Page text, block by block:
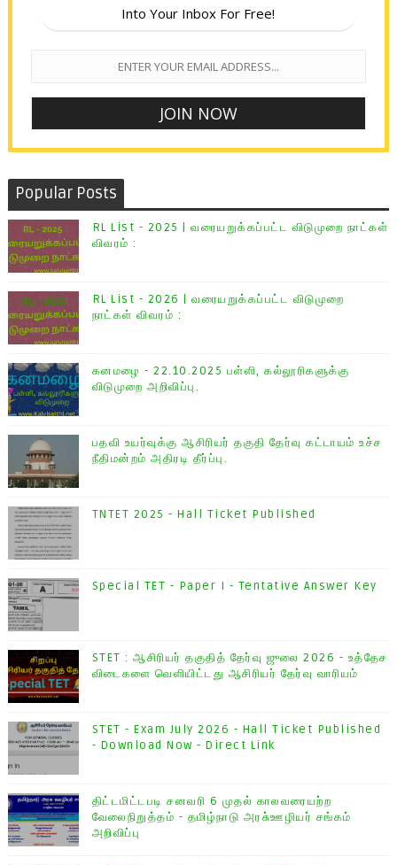
Into Your Inbox For Free!
Popular Posts
RL List - 2025 | வரையறுக்கப்பட்ட விடுமுறை நாட்கள்
விவரம் :
RL List - 2026 | வரையறுக்கப்பட்ட விடுமுறை
நாட்கள் விவரம் :
கனமழை - 22.10.2025 பள்ளி, கல்லூரிகளுக்கு
விடுமுறை அறிவிப்பு.
பதவி உயர்வுக்கு ஆசிரியர் தகுதி தேர்வு கட்டாயம் உச்ச
நீதிமன்றம் அதிரடி தீர்ப்பு.
TNTET 2025 - Hall Ticket Published
Special TET - Paper I - Tentative Answer Key
STET : ஆசிரியர் தகுதித் தேர்வு ஜுலை 2026 - உத்தேச
விடைகளை வெளியிட்டது ஆசிரியர் தேர்வு வாரியம்
STET - Exam July 2026 - Hall Ticket Published
- Download Now - Direct Link
திட்டமிட்டபடி சனவரி 6 முதல் காலவரையற்ற
வேலைநிறுத்தம் - தமிழ்நாடு அரசு்ஊழியர் சங்கம்
அறிவிப்பு